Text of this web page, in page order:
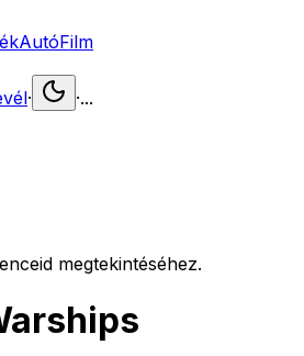
AutóFilm
· ·...
megtekintéséhez.